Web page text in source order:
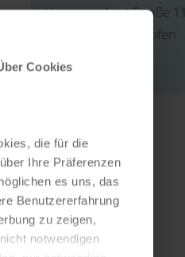
Cookies
die für die
Ihre Präferenzen
es uns, das
Benutzererfahrung
zu zeigen,
notwendigen
Hermann Aust Straße 11
86825 Bad Wörishofen